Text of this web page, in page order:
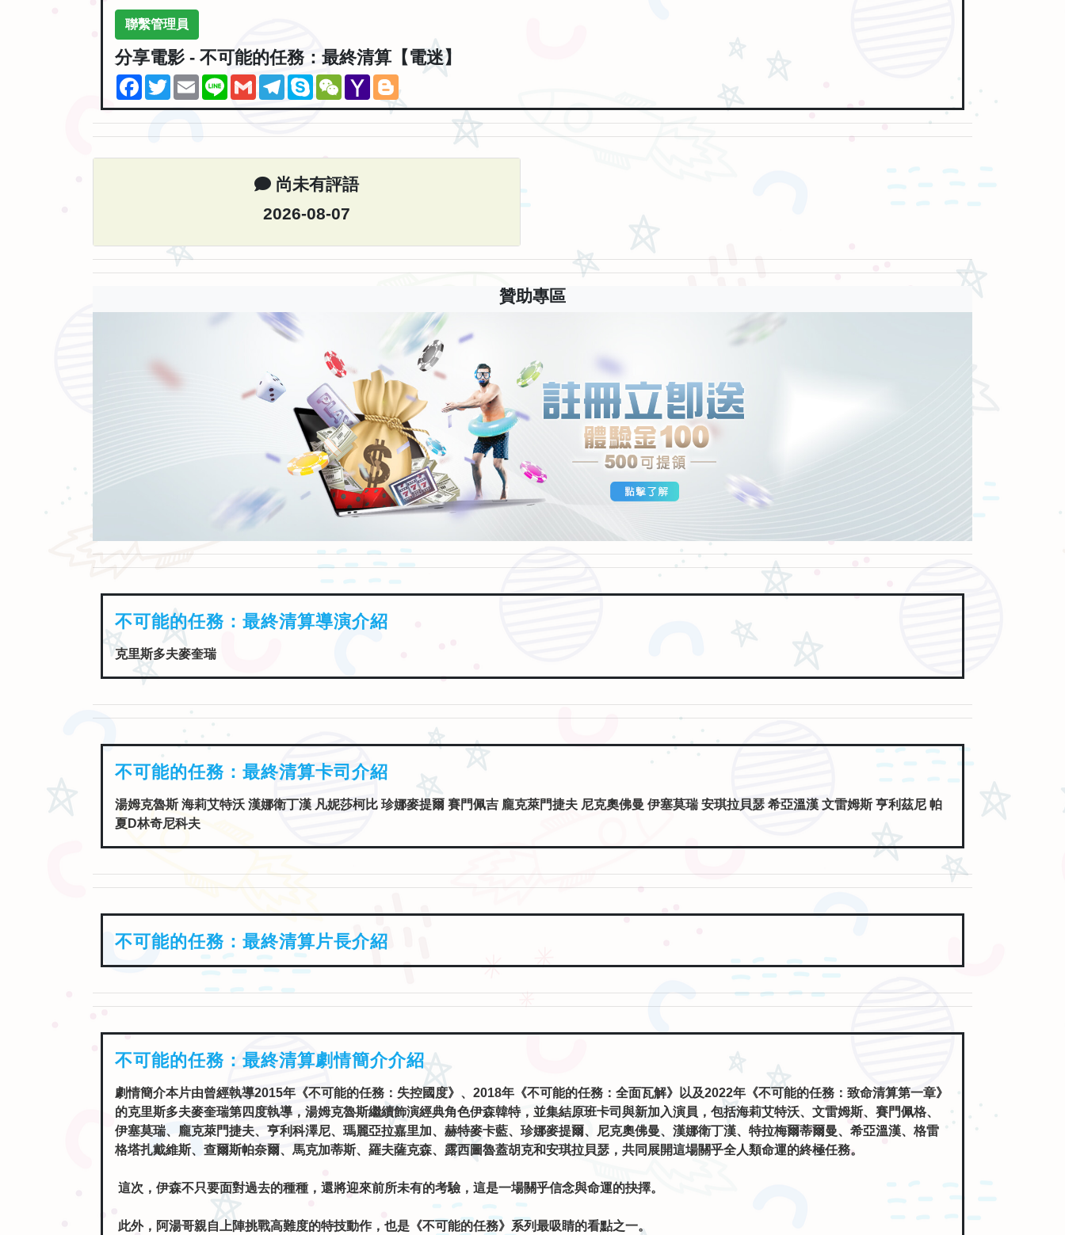
聯繫管理員
分享電影 - 不可能的任務：最終清算【電迷】
Facebook
TwitterEmailLine GmailTelegramSkypeWeChatYahoo
Mail
Blogger
尚未有評語
2026-08-07
贊助專區
不可能的任務：最終清算導演介紹
克里斯多夫麥奎瑞
不可能的任務：最終清算卡司介紹
湯姆克魯斯 海莉艾特沃 漢娜衛丁漢 凡妮莎柯比 珍娜麥提爾 賽門佩吉 龐克萊門捷夫 尼克奧佛曼 伊塞莫瑞 安琪拉貝瑟 希亞溫漢 文雷姆斯 亨利茲尼 帕
夏D林奇尼科夫
不可能的任務：最終清算片長介紹
不可能的任務：最終清算劇情簡介介紹
劇情簡介本片由曾經執導2015年《不可能的任務：失控國度》、2018年《不可能的任務：全面瓦解》以及2022年《不可能的任務：致命清算第一章》
的克里斯多夫麥奎瑞第四度執導，湯姆克魯斯繼續飾演經典角色伊森韓特，並集結原班卡司與新加入演員，包括海莉艾特沃、文雷姆斯、賽門佩格、
伊塞莫瑞、龐克萊門捷夫、亨利科澤尼、瑪麗亞拉嘉里加、赫特麥卡藍、珍娜麥提爾、尼克奧佛曼、漢娜衛丁漢、特拉梅爾蒂爾曼、希亞溫漢、格雷
格塔扎戴維斯、查爾斯帕奈爾、馬克加蒂斯、羅夫薩克森、露西圖魯蓋胡克和安琪拉貝瑟，共同展開這場關乎全人類命運的終極任務。
這次，伊森不只要面對過去的種種，還將迎來前所未有的考驗，這是一場關乎信念與命運的抉擇。
此外，阿湯哥親自上陣挑戰高難度的特技動作，也是《不可能的任務》系列最吸睛的看點之一。